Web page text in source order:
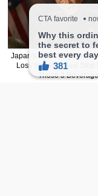
本网站文章内容若
請附上 文章连结